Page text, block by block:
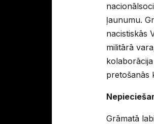
ļaunumu.
nacistiskās
militārā
pretošanās
Grāmatā